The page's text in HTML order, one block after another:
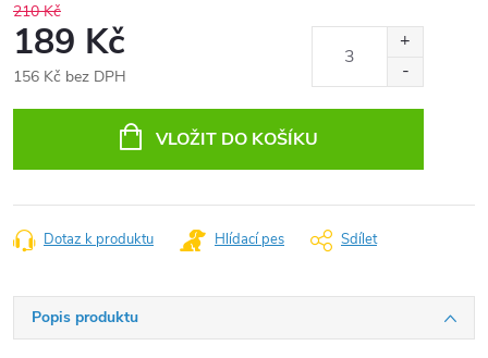
210 Kč
189 Kč
156 Kč bez DPH
VLOŽIT DO KOŠÍKU
Dotaz k produktu Hlídací pes Sdílet
Popis produktu